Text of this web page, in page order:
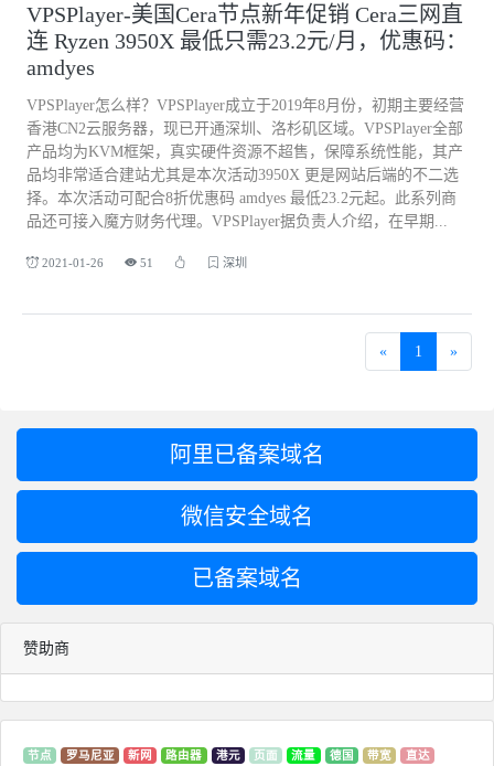
VPSPlayer-美国Cera节点新年促销 Cera三网直
连 Ryzen 3950X 最低只需23.2元/月，优惠码：
amdyes
VPSPlayer怎么样？VPSPlayer成立于2019年8月份，初期主要经营
香港CN2云服务器，现已开通深圳、洛杉矶区域。VPSPlayer全部
产品均为KVM框架，真实硬件资源不超售，保障系统性能，其产
品均非常适合建站尤其是本次活动3950X 更是网站后端的不二选
择。本次活动可配合8折优惠码 amdyes 最低23.2元起。此系列商
品还可接入魔方财务代理。VPSPlayer据负责人介绍，在早期...
2021-01-26 51 深圳
« 1 »
阿里已备案域名
微信安全域名
已备案域名
赞助商
节点 罗马尼亚 新网 路由器 港元 页面 流量 德国 带宽 直达